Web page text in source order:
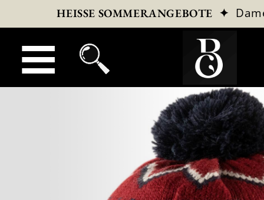
HEISSE SOMMERANGEBOTE ✦